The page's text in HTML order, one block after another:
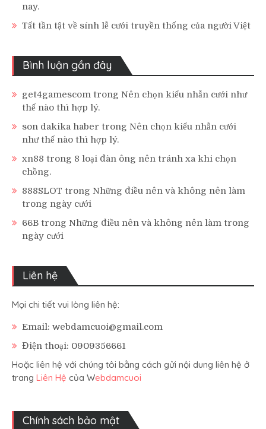
nay.
Tất tần tật về sính lễ cưới truyền thống của người Việt
Bình luận gần đây
get4gamescom trong Nên chọn kiểu nhẫn cưới như
thế nào thì hợp lý.
son dakika haber trong Nên chọn kiểu nhẫn cưới
như thế nào thì hợp lý.
xn88 trong 8 loại đàn ông nên tránh xa khi chọn
chồng.
888SLOT trong Những điều nên và không nên làm
trong ngày cưới
66B trong Những điều nên và không nên làm trong
ngày cưới
Liên hệ
Mọi chi tiết vui lòng liên hệ:
Email: webdamcuoi@gmail.com
Điện thoại: 0909356661
Hoặc liên hệ với chúng tôi bằng cách gửi nội dung liên hệ ở
trang Liên Hệ của Webdamcuoi
Chính sách bảo mật